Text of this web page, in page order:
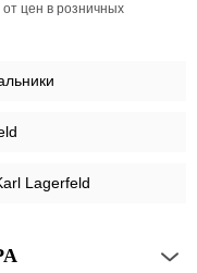
цен в розничных
Lagerfeld